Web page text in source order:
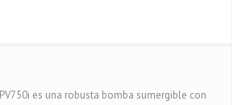
es una robusta bomba sumergible con